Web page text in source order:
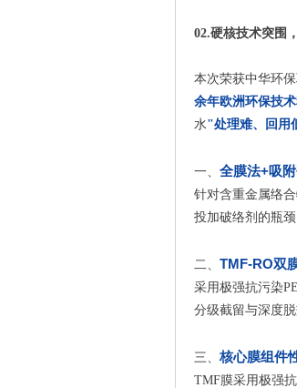
02.硬核技术突围
本次荣获中华环
余年欧洲环保技
水"处理难、回用
一、 全膜法+吸
针对含重金属络
投加破络剂的瓶
二、 TMF-RO双
采用极强抗污染
分级截留与深度脱
三、 核心膜组件
TMF膜采用极强